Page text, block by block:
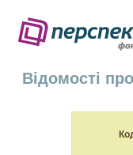
Відомості